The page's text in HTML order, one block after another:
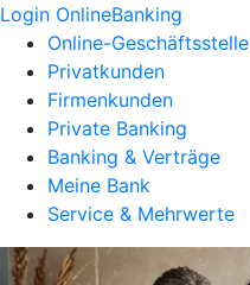
Login OnlineBanking
Online-Geschäftsstelle
Privatkunden
Firmenkunden
Private Banking
Banking & Verträge
Meine Bank
Service & Mehrwerte